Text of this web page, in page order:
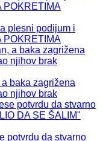
plesni podijum i
POKRETIMA
baka zagrižena
njihov brak
potvrdu da stvarno